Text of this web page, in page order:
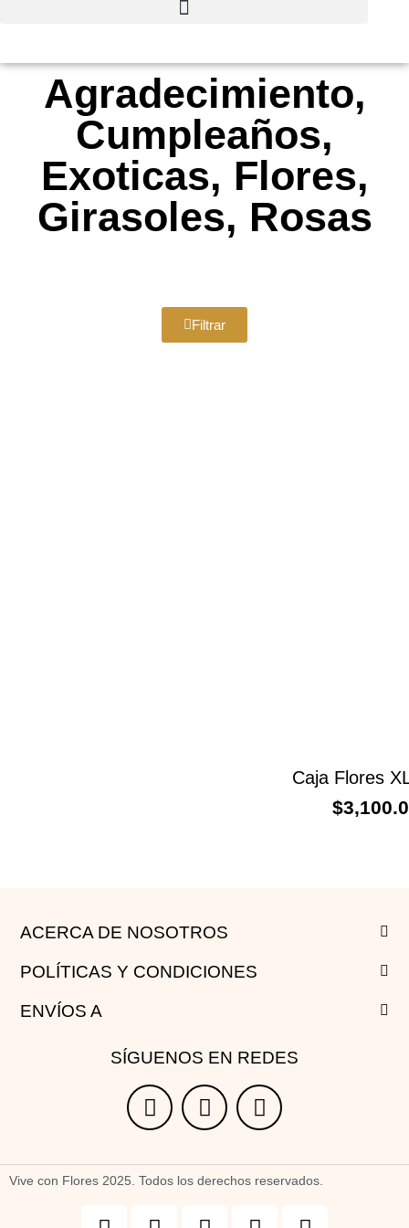
Agradecimiento,
Cumpleaños,
Exoticas, Flores,
Girasoles, Rosas
Filtrar
Caja Flores
$
ACERCA DE NOSOTROS
POLÍTICAS Y CONDICIONES
ENVÍOS A
SÍGUENOS EN REDES
Vive con Flores 2025. Todos los derechos reservados.